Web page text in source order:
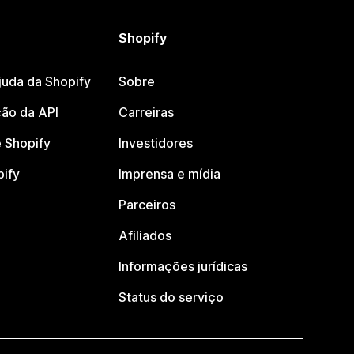
da Shopify
da API
Shopify
Shopify
Sobre
Carreiras
Investidores
Imprensa e mídia
Parceiros
Afiliados
Informações jurídicas
Status do serviço